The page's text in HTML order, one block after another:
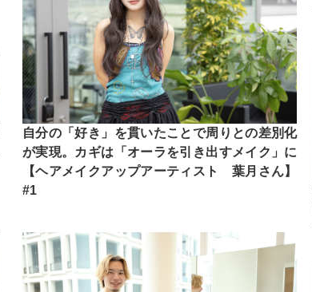
自分の「好き」を貫いたことで周りとの差別化
が実現。カギは「オーラを引き出すメイク」に
【ヘアメイクアップアーティスト 葉月さん】
#1